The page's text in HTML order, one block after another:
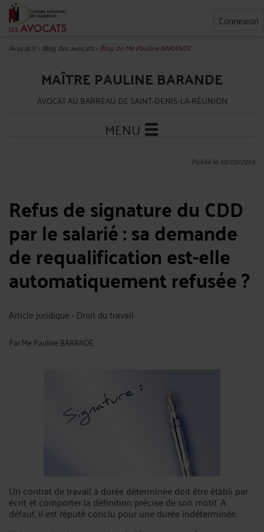
Connexion
Avocat.fr>Blog des avocats>Blog de Me Pauline BARANDE
MAÎTRE PAULINE BARANDE
AVOCAT AU BARREAU DE SAINT-DENIS-LA-RÉUNION
MENU
Publié le 10/05/2019
Refus de signature du CDD
par le salarié : sa demande
de requalification est-elle
automatiquement refusée ?
Article juridique - Droit du travail
ParMe Pauline BARANDE
Un contrat de travail à durée déterminée doit être établi par
écrit et comporter la définition précise de son motif. A
défaut, il est réputé conclu pour une durée indéterminée.